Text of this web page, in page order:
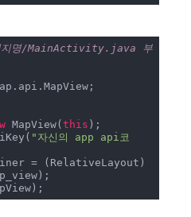
명/MainActivity.java 부
MapView(this );
"자신의 app api코
= (RelativeLayout)